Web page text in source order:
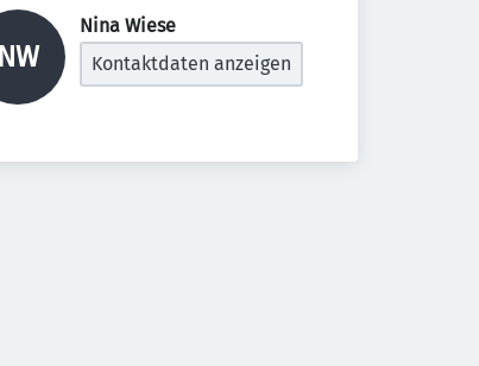
NW
Nina Wiese
Kontaktdaten anzeigen